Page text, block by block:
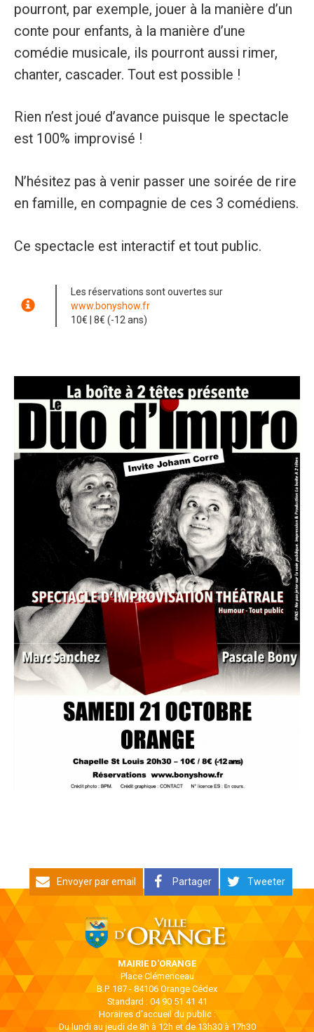
pourront, par exemple, jouer à la manière d’un
conte pour enfants, à la manière d’une
comédie musicale, ils pourront aussi rimer,
chanter, cascader. Tout est possible !
Rien n’est joué d’avance puisque le spectacle
est 100% improvisé !
N’hésitez pas à venir passer une soirée de rire
en famille, en compagnie de ces 3 comédiens.
Ce spectacle est interactif et tout public.
Les réservations sont ouvertes sur
www.bonyshow.fr
10€ | 8€ (-12 ans)
Envoyer par email Partager Tweeter
MAIRIE D'ORANGE
Place Clémenceau
B.P. 187 - 84106 Orange Cédex
Standard : 04 90 51 41 41
Horaires d'accueil du public :
Du lundi au jeudi de 8h à 12h et de 13h30 à 17h30